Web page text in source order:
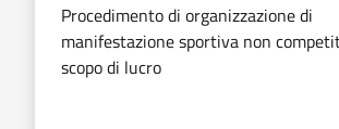
Procedimento di organizzazione di
manifestazione sportiva non
scopo di lucro